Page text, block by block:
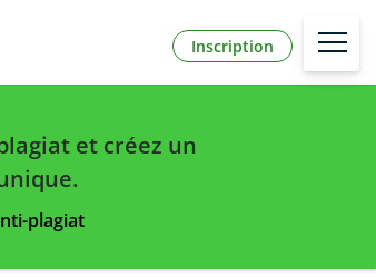
Inscription
et créez un
plagiat